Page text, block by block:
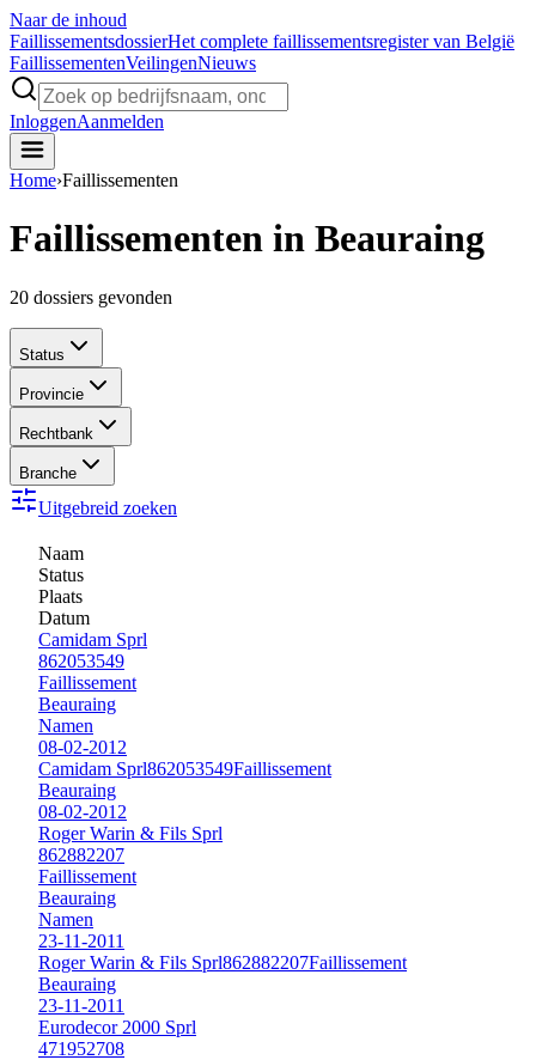
Naar de inhoud
FaillissementsdossierHet complete faillissementsregister van België
FaillissementenVeilingenNieuws
InloggenAanmelden
Home›Faillissementen
Faillissementen in Beauraing
20 dossiers gevonden
Status
Provincie
Rechtbank
Branche
Uitgebreid zoeken
Naam
Status
Plaats
Datum
Camidam Sprl
862053549
Faillissement
Beauraing
Namen
08-02-2012
Camidam Sprl862053549Faillissement
Beauraing
08-02-2012
Roger Warin & Fils Sprl
862882207
Faillissement
Beauraing
Namen
23-11-2011
Roger Warin & Fils Sprl862882207Faillissement
Beauraing
23-11-2011
Eurodecor 2000 Sprl
471952708